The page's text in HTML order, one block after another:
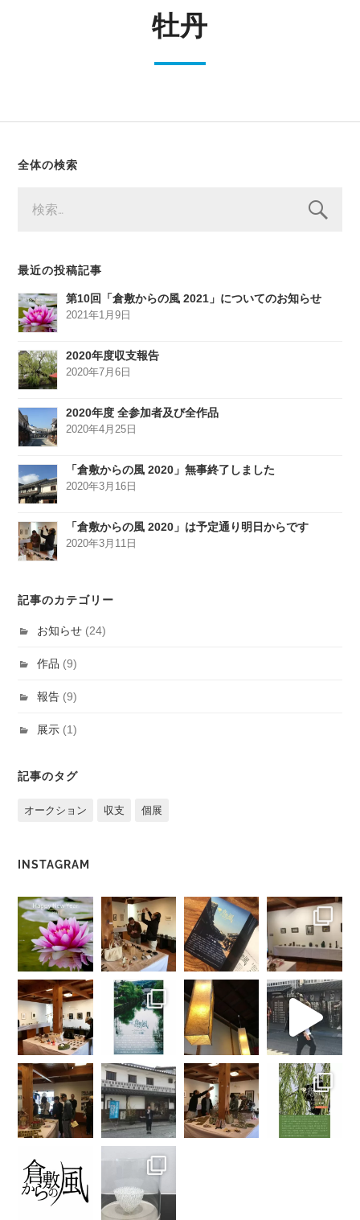
牡丹
全体の検索
索:
最近の投稿記事
第10回「倉敷からの風 2021」についてのお知らせ
2021年1月9日
2020年度収支報告
2020年7月6日
2020年度 全参加者及び全作品
2020年4月25日
「倉敷からの風 2020」無事終了しました
2020年3月16日
「倉敷からの風 2020」は予定通り明日からです
2020年3月11日
記事のカテゴリー
お知らせ (24)
作品 (9)
報告 (9)
展示 (1)
記事のタグ
オークション 収支 個展
INSTAGRAM